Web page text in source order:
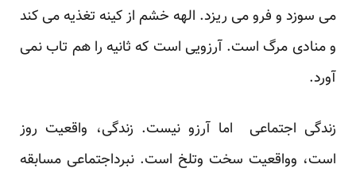
می سوزد و فرو می ریزد. الهه خشم از کینه تغذیه می کند
و منادی مرگ است. آرزویی است که ثانیه را هم تاب نمی
آورد.
زندگی اجتماعی اما آرزو نیست. زندگی، واقعیت روز
است، وواقعیت سخت وتلخ است. نبرداجتماعی مسابقه